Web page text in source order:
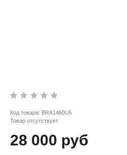
Код товара: BRA1460U5
Товар отсутствует
28 000 руб